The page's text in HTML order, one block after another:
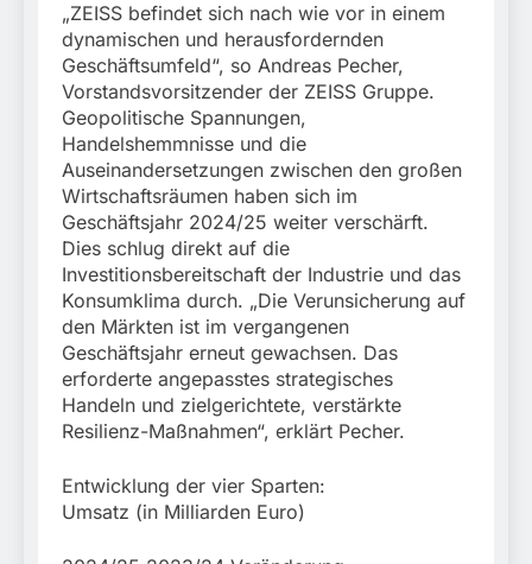
„ZEISS befindet sich nach wie vor in einem
dynamischen und herausfordernden
Geschäftsumfeld“, so Andreas Pecher,
Vorstandsvorsitzender der ZEISS Gruppe.
Geopolitische Spannungen,
Handelshemmnisse und die
Auseinandersetzungen zwischen den großen
Wirtschaftsräumen haben sich im
Geschäftsjahr 2024/25 weiter verschärft.
Dies schlug direkt auf die
Investitionsbereitschaft der Industrie und das
Konsumklima durch. „Die Verunsicherung auf
den Märkten ist im vergangenen
Geschäftsjahr erneut gewachsen. Das
erforderte angepasstes strategisches
Handeln und zielgerichtete, verstärkte
Resilienz-Maßnahmen“, erklärt Pecher.
Entwicklung der vier Sparten:
Umsatz (in Milliarden Euro)